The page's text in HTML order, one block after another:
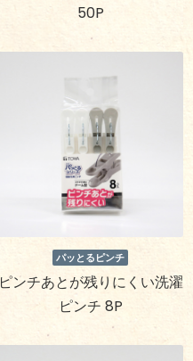
50P
パッとるピンチ
ピンチあとが残りにくい洗濯
ピンチ 8P